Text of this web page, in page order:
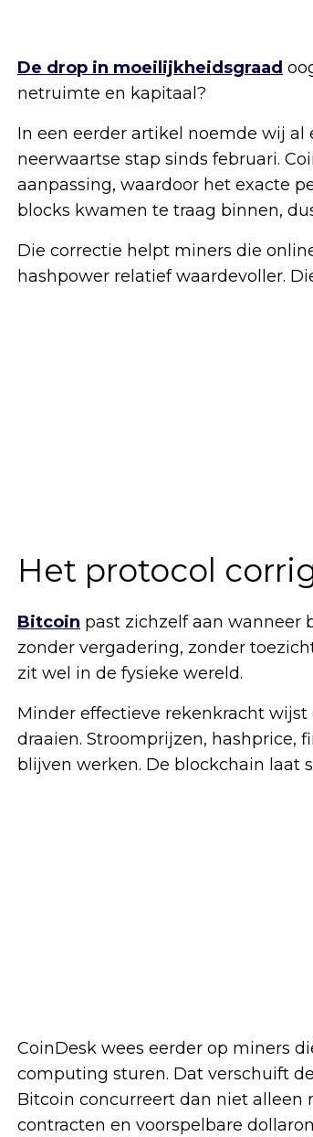
De drop in moeilijkheidsgraad
netruimte en kapitaal?
In een eerder artikel noemde wij al
neerwaartse stap sinds februari.
aanpassing, waardoor het exacte
blocks kwamen te traag binnen,
Die correctie helpt miners die
hashpower relatief waardevoller.
Het protocol
Bitcoin past zichzelf aan wanneer
zonder vergadering, zonder
zit wel in de fysieke wereld.
Minder effectieve rekenkracht
draaien. Stroomprijzen, hashprice,
blijven werken. De blockchain laat
CoinDesk wees eerder op miners
computing sturen. Dat verschuift
Bitcoin concurreert dan niet alleen
contracten en voorspelbare